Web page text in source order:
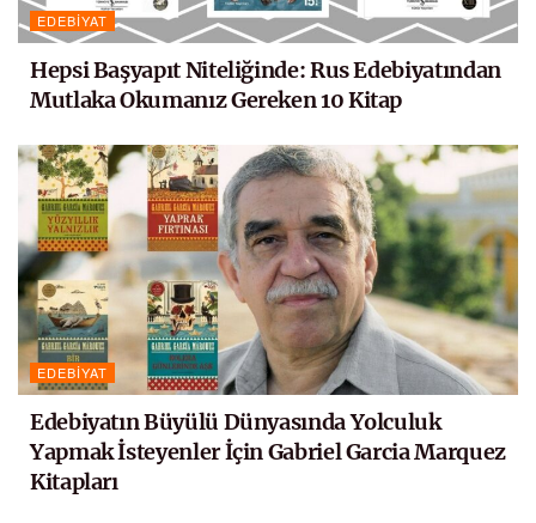
EDEBIYAT
Hepsi Başyapıt Niteliğinde: Rus Edebiyatından
Mutlaka Okumanız Gereken 10 Kitap
EDEBIYAT
Edebiyatın Büyülü Dünyasında Yolculuk
Yapmak İsteyenler İçin Gabriel Garcia Marquez
Kitapları